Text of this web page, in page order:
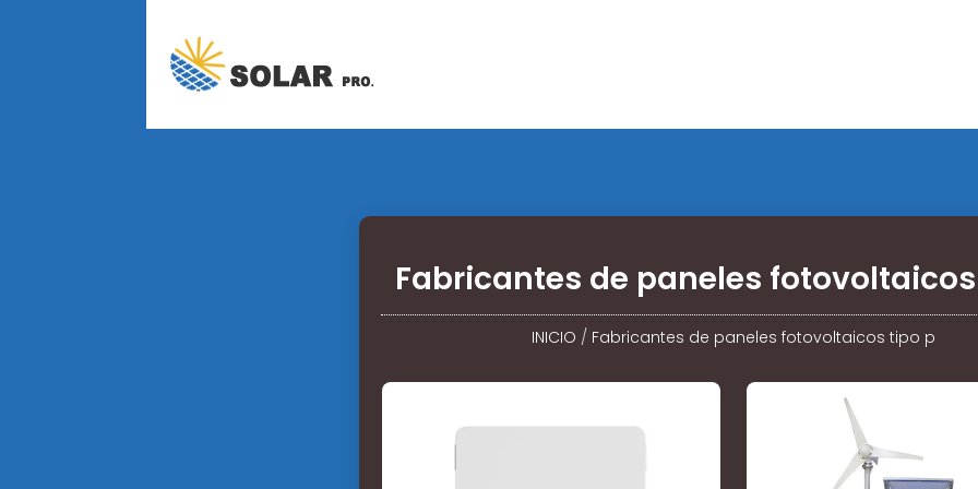
Fabricantes de paneles
INICIO / Fabricantes de paneles fotovoltaicos tipo p